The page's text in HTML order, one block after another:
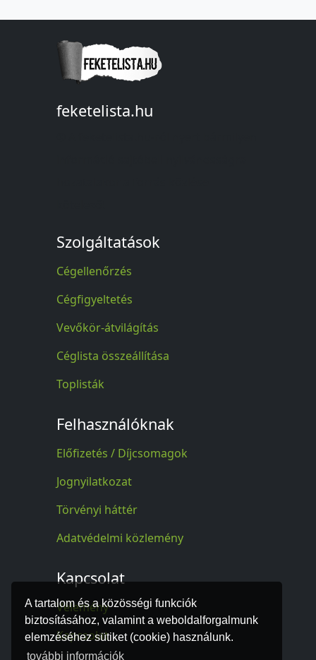
A tartalom és a közösségi funkciók
biztosításához, valamint a weboldalforgalmunk
elemzéséhez sütiket (cookie) használunk.
további információk
feketelista.hu
Szolgáltatások
Cégellenőrzés
Cégfigyeltetés
Vevőkör-átvilágítás
Céglista összeállítása
Toplisták
Felhasználóknak
Előfizetés / Díjcsomagok
Jognyilatkozat
Törvényi háttér
Adatvédelmi közlemény
Kapcsolat
Vélemény
Kapcsolat